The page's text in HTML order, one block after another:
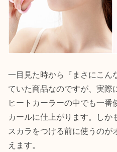
一目見た時から『まさにこん
ていた商品なのですが、実際
ヒートカーラーの中でも一番
カールに仕上がります。しか
スカラをつける前に使うのが
えます。